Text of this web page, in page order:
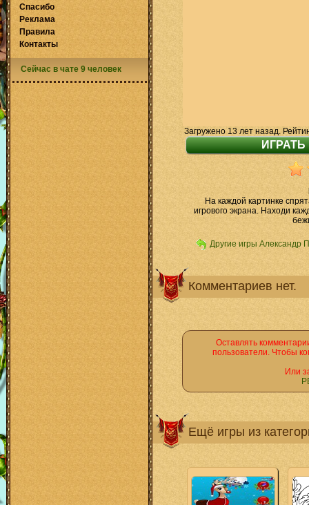
Загружено 13 лет назад.
На каждой картинке
игрового экрана. Находи
Другие игры Александр
Комментариев нет.
Оставлять
пользователи. Чтобы
Или
Ещё игры из
Спасибо
Реклама
Правила
Контакты
Сейчас в чате 9 человек